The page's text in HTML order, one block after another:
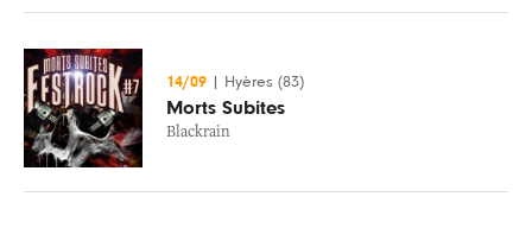
14/09 Hyères (83)
Morts Subites
Blackrain